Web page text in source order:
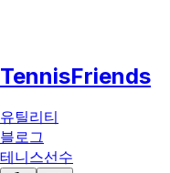
TennisFriends
유틸리티
블로그
테니스선수